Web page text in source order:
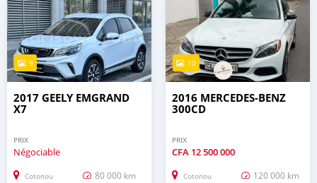
9
2017 GEELY EMGRAND
X7
PRIX
Négociable
Cotonou 80 000 km
10
2016 MERCEDES-BENZ
300CD
PRIX
CFA 12 500 000
Cotonou 120 000 km